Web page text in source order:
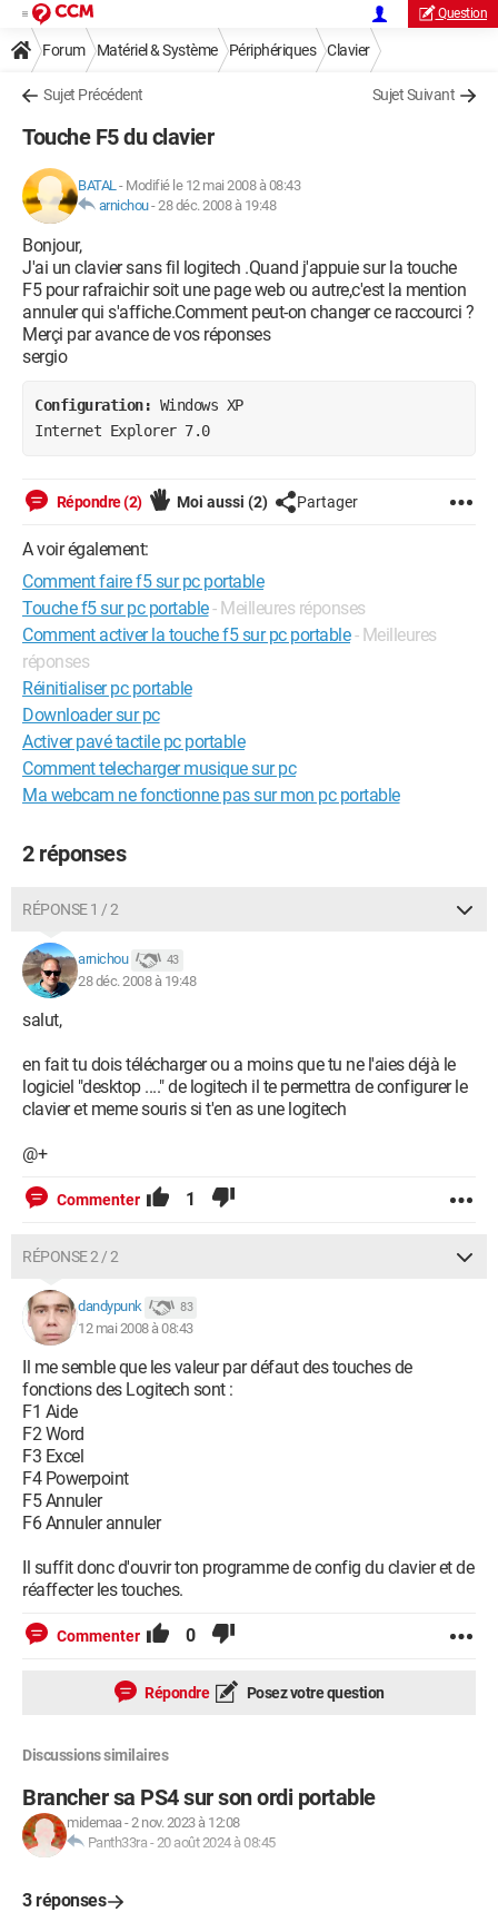
Question
Forum Matériel & Système Périphériques Clavier
Sujet Précédent Sujet Suivant
Touche F5 du clavier
BATAL- Modifié le 12 mai 2008 à 08:43
arnichou-28 déc. 2008 à 19:48
Bonjour,
J'ai un clavier sans fil logitech .Quand j'appuie sur la touche
F5 pour rafraichir soit une page web ou autre,c'est la mention
annuler qui s'affiche.Comment peut-on changer ce raccourci ?
Merçi par avance de vos réponses
sergio
Configuration: Windows XP
Internet Explorer 7.0
Répondre (2) Moi aussi (2) Partager
A voir également:
Comment faire f5 sur pc portable
Touche f5 sur pc portable- Meilleures réponses
Comment activer la touche f5 sur pc portable - Meilleures
réponses
Réinitialiser pc portable
Downloader sur pc
Activer pavé tactile pc portable
Comment telecharger musique sur pc
Ma webcam ne fonctionne pas sur mon pc portable
2 réponses
RÉPONSE 1 / 2
arnichou 43
28 déc. 2008 à 19:48
salut,
en fait tu dois télécharger ou a moins que tu ne l'aies déjà le
logiciel "desktop ...." de logitech il te permettra de configurer le
clavier et meme souris si t'en as une logitech
@+
Commenter 1
RÉPONSE 2 / 2
dandypunk 83
12 mai 2008 à 08:43
Il me semble que les valeur par défaut des touches de
fonctions des Logitech sont :
F1 Aide
F2 Word
F3 Excel
F4 Powerpoint
F5 Annuler
F6 Annuler annuler
Il suffit donc d'ouvrir ton programme de config du clavier et de
réaffecter les touches.
Commenter 0
Répondre Posez votre question
Discussions similaires
Brancher sa PS4 sur son ordi portable
midemaa-2 nov. 2023 à 12:08
Panth33ra -20 août 2024 à 08:45
3 réponses